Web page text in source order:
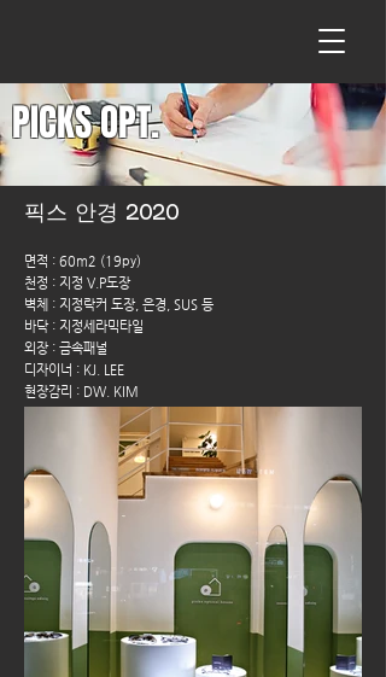
PICKS OPT.
픽스 안경 2020
면적 : 60m2 (19py)
천정 : 지정 V.P도장
벽체 : 지정락커 도장, 은경, SUS 등
바닥 : 지정세라믹타일
외장 : 금속패널
디자이너 : KJ. LEE
현장감리 : DW. KIM